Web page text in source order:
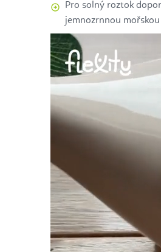
Pro solný roztok
jemnozrnnou